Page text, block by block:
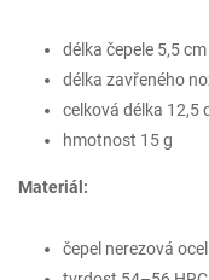
délka čepele 5,5 cm
délka zavřeného
celková délka 12,5
hmotnost 15 g
Materiál:
čepel nerezová